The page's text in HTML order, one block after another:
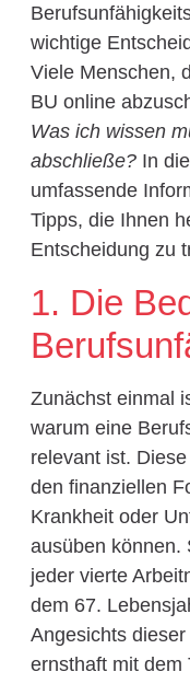
wichtige
Viele Menschen,
BU online
Was ich wissen
abschließe?In
umfassende
Tipps, die Ihnen
Entscheidung zu
1. Die
Zunächst einmal
warum eine
relevant ist.
den finanziellen
Krankheit oder
ausüben können.
jeder vierte
dem 67.
Angesichts
ernsthaft mit dem